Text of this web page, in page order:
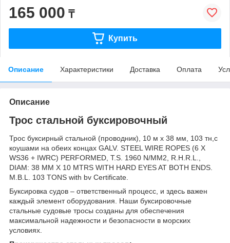
165 000 ₸
Купить
Описание Характеристики Доставка Оплата
Описание
Трос стальной буксировочный
Трос буксирный стальной (проводник), 10 м х 38 мм, 103 тн,с
коушами на обеих концах GALV. STEEL WIRE ROPES (6 X
WS36 + IWRC) PERFORMED, T.S. 1960 N/MM2, R.H.R.L.,
DIAM: 38 MM X 10 MTRS WITH HARD EYES AT BOTH ENDS.
M.B.L. 103 TONS with bv Certificate.
Буксировка судов – ответственный процесс, и здесь важен
каждый элемент оборудования. Наши буксировочные
стальные судовые тросы созданы для обеспечения
максимальной надежности и безопасности в морских
условиях.